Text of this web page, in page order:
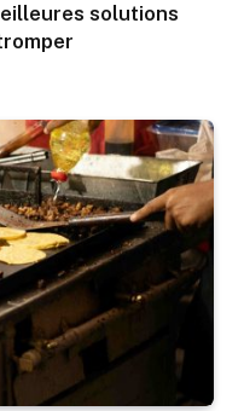
solutions